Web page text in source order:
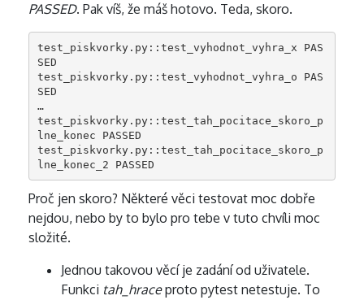
PASSED. Pak víš, že máš hotovo. Teda, skoro.
test_piskvorky.py::test_vyhodnot_vyhra_x PAS
SED
test_piskvorky.py::test_vyhodnot_vyhra_o PAS
SED
…
test_piskvorky.py::test_tah_pocitace_skoro_p
lne_konec PASSED
test_piskvorky.py::test_tah_pocitace_skoro_p
lne_konec_2 PASSED
Proč jen skoro? Některé věci testovat moc dobře
nejdou, nebo by to bylo pro tebe v tuto chvíli moc
složité.
Jednou takovou věcí je zadání od uživatele.
Funkci tah_hraceproto pytest netestuje. To